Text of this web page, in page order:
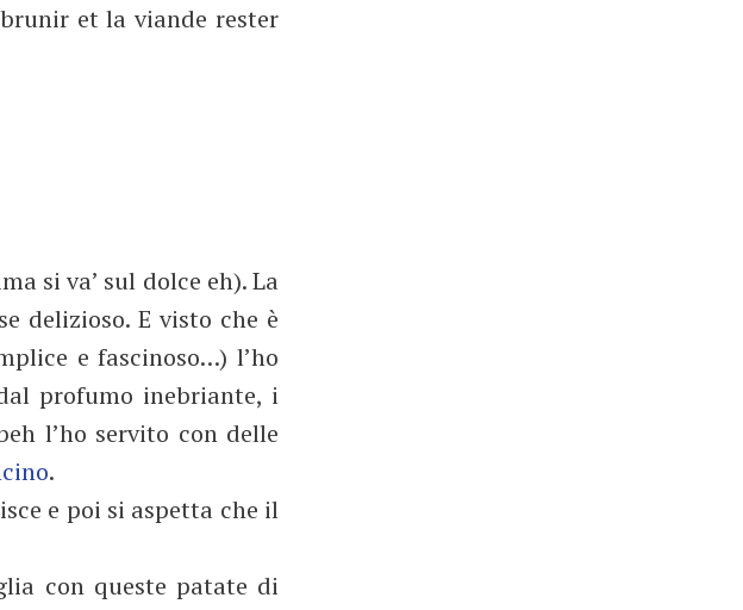
et la viande rester
si va’ sul dolce eh). La
delizioso. E visto che è
e fascinoso…) l’ho
profumo inebriante, i
l’ho servito con delle
.
e poi si aspetta che il
con queste patate di